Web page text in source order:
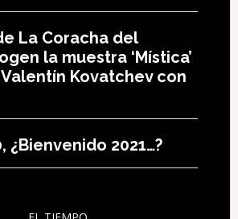
La Coracha del
la muestra ‘Mística’
Kovatchev con
¿Bienvenido 2021…?